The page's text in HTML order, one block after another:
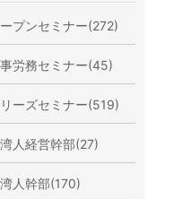
プンセミナー(272)
事労務セミナー(45)
ーズセミナー(519)
人経営幹部(27)
人幹部(170)